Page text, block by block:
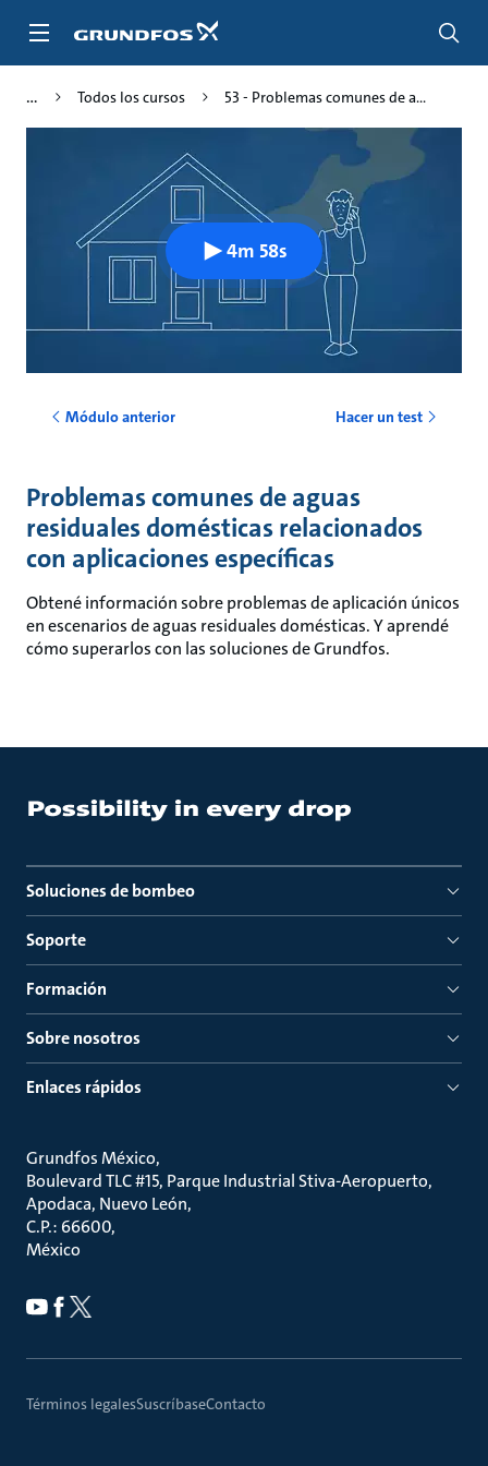
Todos los cursos 53 - Problemas comunes de a...
4m 58s
Módulo anterior Hacer un test
Problemas comunes de aguas
residuales domésticas relacionados
con aplicaciones específicas
Obtené información sobre problemas de aplicación únicos
en escenarios de aguas residuales domésticas. Y aprendé
cómo superarlos con las soluciones de Grundfos.
Soluciones de bombeo
Soporte
Formación
Sobre nosotros
Enlaces rápidos
Grundfos México
Boulevard TLC #15, Parque Industrial Stiva-Aeropuerto,
Apodaca, Nuevo León
C.P.: 66600
México
Términos legalesSuscríbaseContacto